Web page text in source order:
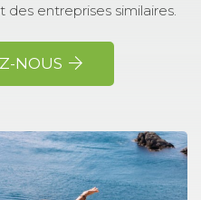
entreprises similaires.
NOUS